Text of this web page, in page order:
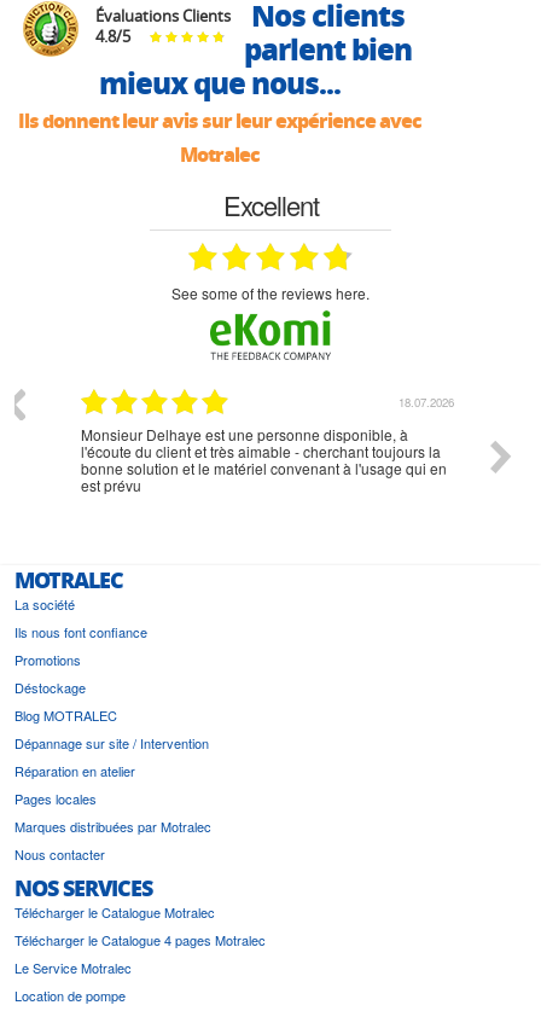
Évaluations Clients
4.8/5
Nos clients
parlent bien
mieux que nous...
Ils donnent leur avis sur leur expérience avec
Motralec
Excellent
see some of the reviews here.
18.07.2026
Monsieur Delhaye est une personne disponible, à
l'écoute du client et très aimable - cherchant toujours la
bonne solution et le matériel convenant à l'usage qui en
est prévu
MOTRALEC
La société
Ils nous font confiance
Promotions
Déstockage
Blog MOTRALEC
Dépannage sur site / Intervention
Réparation en atelier
Pages locales
Marques distribuées par Motralec
Nous contacter
NOS SERVICES
Télécharger le Catalogue Motralec
Télécharger le Catalogue 4 pages Motralec
Le Service Motralec
Location de pompe